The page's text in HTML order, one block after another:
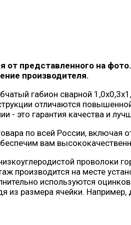
представленного на
производителя.
габион сварной
отличаются
- это гарантия качества и
по всей России, включая
вам
проволоки
производится на месте
используются
из размера ячейки.